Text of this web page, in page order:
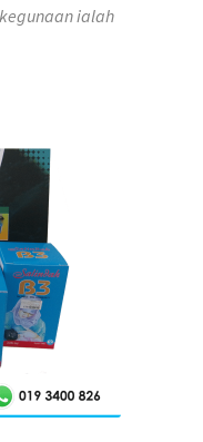
ialah